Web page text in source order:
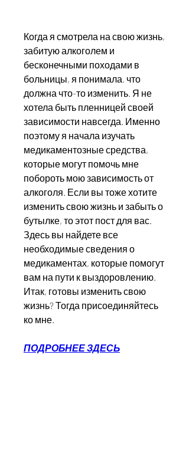
Когда я смотрела на свою жизнь,
забитую алкоголем и
бесконечными походами в
больницы, я понимала, что
должна что-то изменить. Я не
хотела быть пленницей своей
зависимости навсегда. Именно
поэтому я начала изучать
медикаментозные средства,
которые могут помочь мне
побороть мою зависимость от
алкоголя. Если вы тоже хотите
изменить свою жизнь и забыть о
бутылке, то этот пост для вас.
Здесь вы найдете все
необходимые сведения о
медикаментах, которые помогут
вам на пути к выздоровлению.
Итак, готовы изменить свою
жизнь? Тогда присоединяйтесь
ко мне.
ПОДРОБНЕЕ ЗДЕСЬ